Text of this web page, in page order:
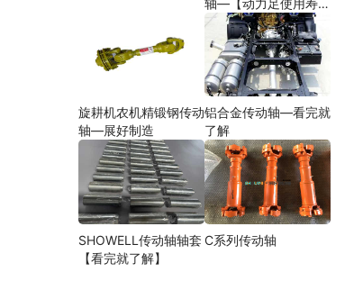
轴—【动力足使用寿命
久】
旋耕机农机精锻钢传动
轴—展好制造
铝合金传动轴—看完就
了解
SHOWELL传动轴轴套
【看完就了解】
C系列传动轴